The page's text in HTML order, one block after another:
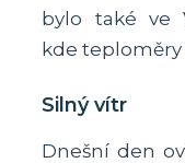
bylo také ve
kde teploměry
Silný vítr
Dnešní den